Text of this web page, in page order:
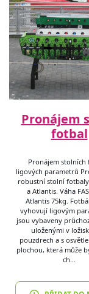
Pronájem
fotbal
Pronájem stolních
ligových parametrů
robustní stolní fotbaly
a Atlantis. Váha
Atlantis 75kg.
vyhovují ligovým
jsou vybaveny
uloženými v
pouzdrech a s
plochou, která může
ch…